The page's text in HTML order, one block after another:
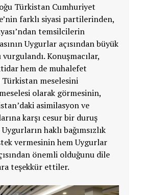
Türkistan Cumhuriyet
farklı siyasi partilerinden,
temsilcilerin
Uygurlar açısından büyük
vurgulandı. Konuşmacılar,
hem de muhalefet
meselesini
olarak görmesinin,
asimilasyon ve
karşı cesur bir duruş
haklı bağımsızlık
vermesinin hem Uygurlar
önemli olduğunu dile
teşekkür ettiler.